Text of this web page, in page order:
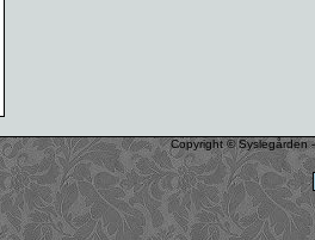
Copyright © Syslegården